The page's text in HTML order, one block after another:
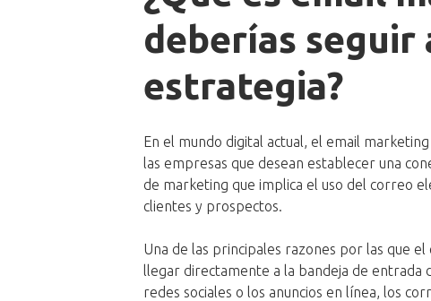
deberías
estrategia?
En el mundo digital actual, el email
las empresas que desean establecer una
de marketing que implica el uso del correo
clientes y prospectos.
Una de las principales razones por las que
llegar directamente a la bandeja de
redes sociales o los anuncios en línea, los